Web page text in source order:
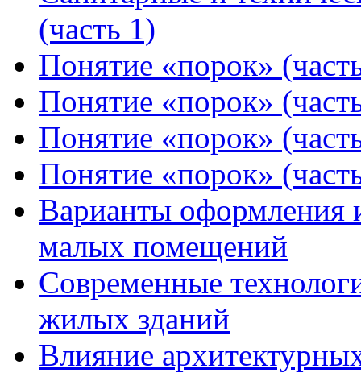
(часть 1)
Понятие «порок»
Понятие «порок»
Понятие «порок»
Понятие «порок»
Варианты оформления
малых помещений
Современные
жилых зданий
Влияние